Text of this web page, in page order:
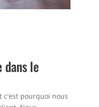
le
c'est pourquoi nous